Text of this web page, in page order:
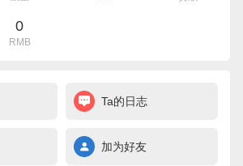
0
RMB
Ta的日志
加为好友